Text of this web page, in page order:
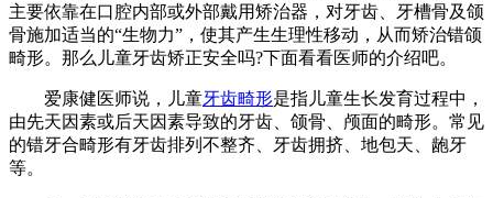
主要依靠在口腔内部或外部戴用矫治器，对牙齿、牙槽骨及颌
骨施加适当的“生物力”，使其产生生理性移动，从而矫治错颌
畸形。那么儿童牙齿矫正安全吗?下面看看医师的介绍吧。
爱康健医师说，儿童牙齿畸形是指儿童生长发育过程中，
由先天因素或后天因素导致的牙齿、颌骨、颅面的畸形。常见
的错牙合畸形有牙齿排列不整齐、牙齿拥挤、地包天、龅牙
等。